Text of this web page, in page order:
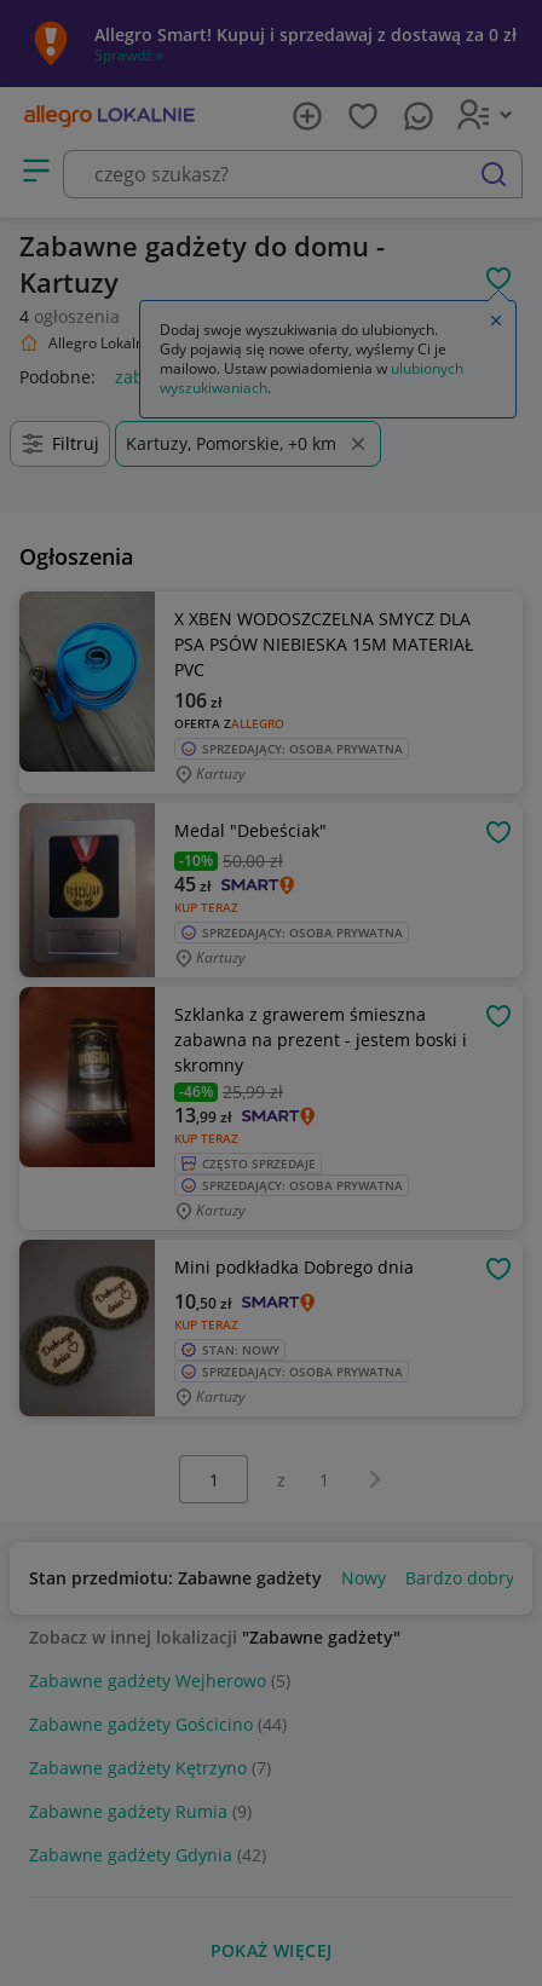
Allegro Smart! Kupuj i sprzedawaj z dostawą za 0 zł
Sprawdź »
Otwórz menu z kategoriami
szukaj
Zabawne gadżety do domu -
Kartuzy
4 ogłoszenia
Allegro Lokalnie Dom i Ogród Wyposażenie Zabawne gadżety
Podobne: zabawne gadżety zabawne gadżety dla dzieci
Filtruj Kartuzy, Pomorskie, +0 km
Ogłoszenia
X XBEN WODOSZCZELNA SMYCZ DLA
PSA PSÓW NIEBIESKA 15M MATERIAŁ
PVC
OFERTA ZALLEGRO
106zł
SPRZEDAJĄCY: OSOBA PRYWATNA
Kartuzy
Medal "Debeściak"
-10% 50,00 zł
KUP TERAZ
45zł
SPRZEDAJĄCY: OSOBA PRYWATNA
Kartuzy
Szklanka z grawerem śmieszna
zabawna na prezent - jestem boski i
skromny
-46% 25,99 zł
KUP TERAZ
13,99zł
CZĘSTO SPRZEDAJE
SPRZEDAJĄCY: OSOBA PRYWATNA
Kartuzy
Mini podkładka Dobrego dnia
KUP TERAZ
10,50zł
STAN: NOWY
SPRZEDAJĄCY: OSOBA PRYWATNA
Kartuzy
z 1 Następna strona
Stan przedmiotu: Zabawne gadżety Nowy Bardzo dobry
Zobacz w innej lokalizacji "Zabawne gadżety"
Zabawne gadżety Wejherowo (5)
Zabawne gadżety Gościcino (44)
Zabawne gadżety Kętrzyno (7)
Zabawne gadżety Rumia (9)
Zabawne gadżety Gdynia (42)
POKAŻ WIĘCEJ
Dodaj swoje wyszukiwania do ulubionych.
Gdy pojawią się nowe oferty, wyślemy Ci je
mailowo. Ustaw powiadomienia w ulubionych
wyszukiwaniach.